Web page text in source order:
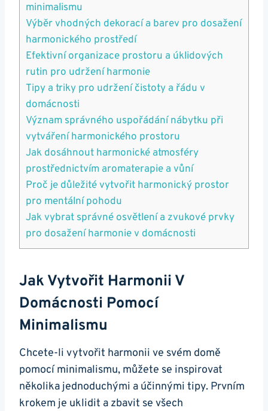
minimalismu
Výběr vhodných dekorací a barev pro dosažení
harmonického prostředí
Efektivní organizace prostoru a úklidových
rutin pro udržení harmonie
Tipy a triky pro udržení čistoty a řádu v
domácnosti
Význam správného uspořádání nábytku při
vytváření harmonického prostoru
Jak dosáhnout harmonické atmosféry
prostřednictvím aromaterapie a vůní
Proč je důležité vytvořit harmonický prostor
pro mentální pohodu
Jak vybrat správné osvětlení a zvukové prvky
pro dosažení harmonie v domácnosti
Jak Vytvořit Harmonii V
Domácnosti Pomocí
Minimalismu
Chcete-li vytvořit harmonii ve svém domě
pomocí minimalismu, můžete se inspirovat
několika jednoduchými a účinnými tipy. Prvním
krokem je uklidit a zbavit se všech